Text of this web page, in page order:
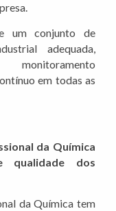
um conjunto de
adequada,
em todas as
da Química
qualidade dos
da Química tem